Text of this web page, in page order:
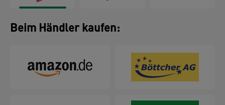
Beim Händler kaufen: